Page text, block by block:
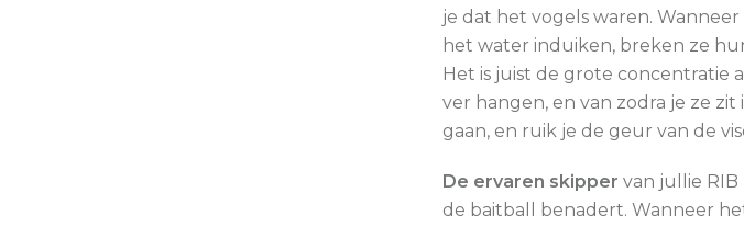
je dat het vogels waren.
het water induiken, breken ze
Het is juist de grote concentratie
ver hangen, en van zodra je ze
gaan, en ruik je de geur van de
De ervaren skipper van jullie
de baitball benadert. Wanneer